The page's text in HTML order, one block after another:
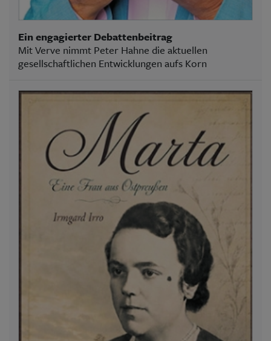
Ein engagierter Debattenbeitrag
Mit Verve nimmt Peter Hahne die aktuellen
gesellschaftlichen Entwicklungen aufs Korn